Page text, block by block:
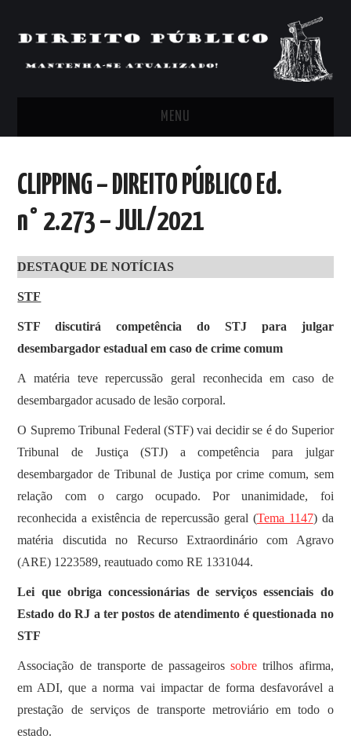
MENU
ARTIGOS, COMENTÁRIOS E PONTOS
DE VISTA
CLIPPING’S
SOBRE
CLIPPING – DIREITO PÚBLICO Ed.
n° 2.273 – JUL/2021
DESTAQUE DE NOTÍCIAS
STF
STF discutirá competência do STJ para julgar
desembargador estadual em caso de crime comum
A matéria teve repercussão geral reconhecida em caso de
desembargador acusado de lesão corporal.
O Supremo Tribunal Federal (STF) vai decidir se é do Superior
Tribunal de Justiça (STJ) a competência para julgar
desembargador de Tribunal de Justiça por crime comum, sem
relação com o cargo ocupado. Por unanimidade, foi
reconhecida a existência de repercussão geral (Tema 1147) da
matéria discutida no Recurso Extraordinário com Agravo
(ARE) 1223589, reautuado como RE 1331044.
Lei que obriga concessionárias de serviços essenciais do
Estado do RJ a ter postos de atendimento é questionada no
STF
Associação de transporte de passageirossobre trilhos afirma,
em ADI, que a norma vai impactar de forma desfavorável a
prestação de serviços de transporte metroviário em todo o
estado.